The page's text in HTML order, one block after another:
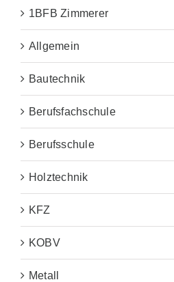
1BFB Zimmerer
Allgemein
Bautechnik
Berufsfachschule
Berufsschule
Holztechnik
KFZ
KOBV
Metall